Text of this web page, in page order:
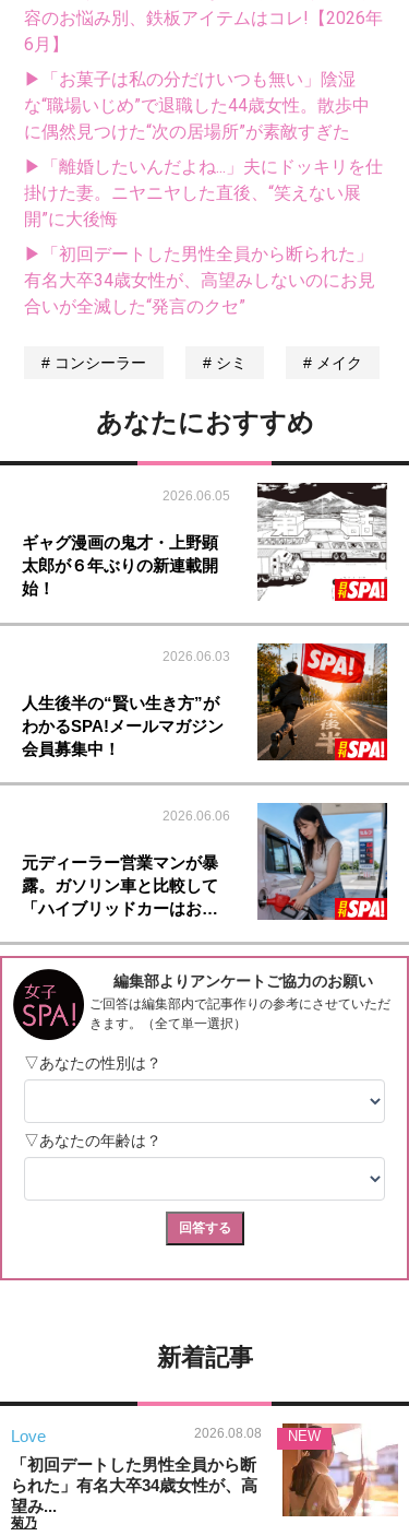
容のお悩み別、鉄板アイテムはコレ!【2026年
6月】
▶「お菓子は私の分だけいつも無い」陰湿
な“職場いじめ”で退職した44歳女性。散歩中
に偶然見つけた“次の居場所”が素敵すぎた
▶「離婚したいんだよね...」夫にドッキリを仕
掛けた妻。ニヤニヤした直後、“笑えない展
開”に大後悔
▶「初回デートした男性全員から断られた」
有名大卒34歳女性が、高望みしないのにお見
合いが全滅した“発言のクセ”
コンシーラー シミ メイク
あなたにおすすめ
2026.06.05
ギャグ漫画の鬼才・上野顕
太郎が６年ぶりの新連載開
始！
2026.06.03
人生後半の“賢い生き方”が
わかるSPA!メールマガジン
会員募集中！
2026.06.06
元ディーラー営業マンが暴
露。ガソリン車と比較して
「ハイブリッドカーはお…
新着記事
Love 2026.08.08
「初回デートした男性全員から断
られた」有名大卒34歳女性が、高
望み...
菊乃
NEW